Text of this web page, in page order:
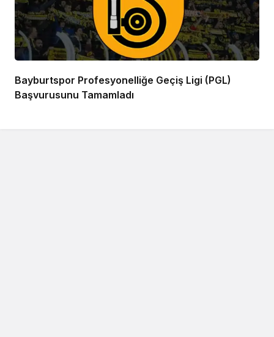
Bayburtspor Profesyonelliğe Geçiş Ligi (PGL)
Başvurusunu Tamamladı